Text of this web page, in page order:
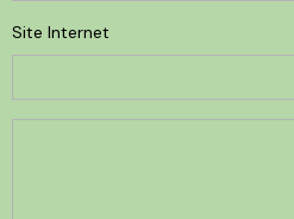
Site Internet